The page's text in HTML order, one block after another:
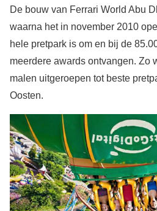
De bouw van Ferrari World Abu
waarna het in november 2010
hele pretpark is om en bij de
meerdere awards ontvangen. Zo
malen uitgeroepen tot beste
Oosten.